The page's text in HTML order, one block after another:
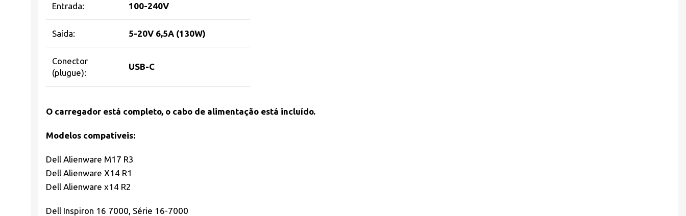
Entrada: 100-240V
Saída: 5-20V 6,5A (130W)
Conector
(plugue):
USB-C
O carregador está completo, o cabo de alimentação está incluído.
Modelos compatíveis:
Dell Alienware M17 R3
Dell Alienware X14 R1
Dell Alienware x14 R2
Dell Inspiron 16 7000, Série 16-7000